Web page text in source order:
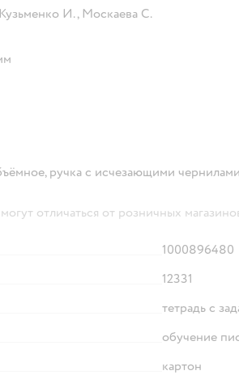
И., Москаева С.
ручка с исчезающими
отличаться от розничных
1000896480
12331
тетрадь с
обучение
картон